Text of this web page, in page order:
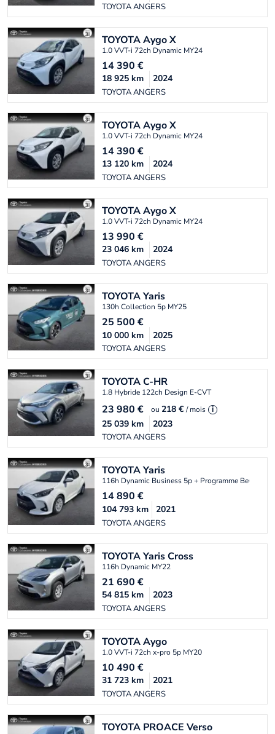
TOYOTA ANGERS
TOYOTAAygo X
1.0 VVT-i 72ch Dynamic MY24
14 390 €
TOYOTA ANGERS
18 925 km 2024
TOYOTAAygo X
1.0 VVT-i 72ch Dynamic MY24
14 390 €
TOYOTA ANGERS
13 120 km 2024
TOYOTAAygo X
1.0 VVT-i 72ch Dynamic MY24
13 990 €
TOYOTA ANGERS
23 046 km 2024
TOYOTAYaris
130h Collection 5p MY25
25 500 €
TOYOTA ANGERS
10 000 km 2025
TOYOTAC-HR
1.8 Hybride 122ch Design E-CVT
23 980 € ou 218 € / mois i
TOYOTA ANGERS
25 039 km 2023
TOYOTAYaris
116h Dynamic Business 5p + Programme Beyond
14 890 €
TOYOTA ANGERS
104 793 km 2021
TOYOTAYaris Cross
116h Dynamic MY22
21 690 €
TOYOTA ANGERS
54 815 km 2023
TOYOTAAygo
1.0 VVT-i 72ch x-pro 5p MY20
10 490 €
TOYOTA ANGERS
31 723 km 2021
TOYOTA PROACE Verso